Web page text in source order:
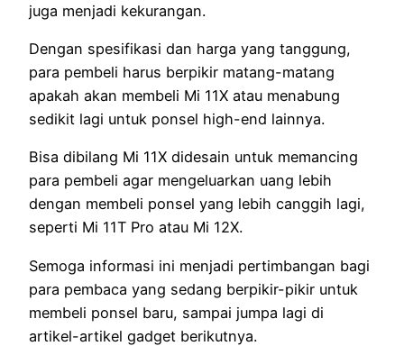
juga menjadi kekurangan.
Dengan spesifikasi dan harga yang tanggung,
para pembeli harus berpikir matang-matang
apakah akan membeli Mi 11X atau menabung
sedikit lagi untuk ponsel high-end lainnya.
Bisa dibilang Mi 11X didesain untuk memancing
para pembeli agar mengeluarkan uang lebih
dengan membeli ponsel yang lebih canggih lagi,
seperti Mi 11T Pro atau Mi 12X.
Semoga informasi ini menjadi pertimbangan bagi
para pembaca yang sedang berpikir-pikir untuk
membeli ponsel baru, sampai jumpa lagi di
artikel-artikel gadget berikutnya.